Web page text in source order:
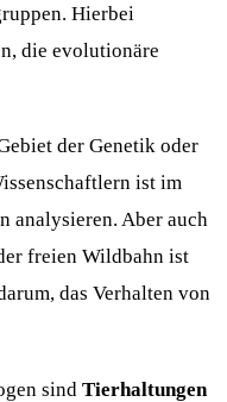
Hierbei
die evolutionäre
der Genetik oder
ist im
analysieren. Aber auch
freien Wildbahn ist
das Verhalten von
sind Tierhaltungen